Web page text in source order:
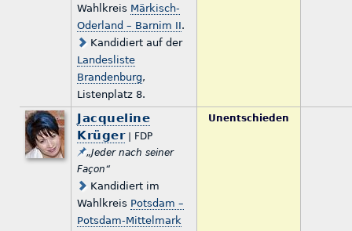
Wahlkreis Märkisch-
Oderland – Barnim II.
Kandidiert auf der
Landesliste
Brandenburg,
Listenplatz 8.
Jacqueline
Krüger| FDP
„Jeder nach seiner
Façon“
Kandidiert im
Wahlkreis Potsdam –
Potsdam-Mittelmark
Unentschieden